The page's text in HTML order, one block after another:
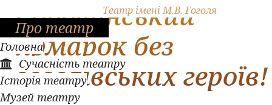
Театр імені М.В. Гоголя
Про театр
Головна
Сучасність театру
Історія театру
Музей театру
Сорочинський
ярмарок без
гоголівських героїв!